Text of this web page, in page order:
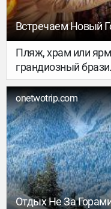
Встречаем Новый
Пляж, храм или
грандиозный
Рассказываем, где
год, чтобы он
и планируйте, как
onetwotrip.com
Отдых Не За